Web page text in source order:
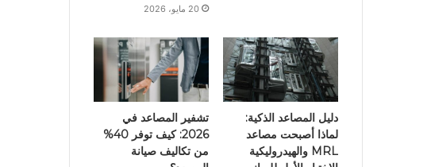
20 مايو، 2026
دليل المصاعد الذكية:
لماذا أصبحت مصاعد
MRL والهيدروليكية
تشفير المصاعد في
2026: كيف توفر 40%
من تكاليف صيانة